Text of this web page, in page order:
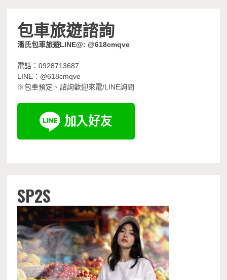
包車旅遊諮詢
潘氏包車旅遊LINE@: @618cmqve
電話：0928713687
LINE：@618cmqve
※包車預定、諮詢歡迎來電/LINE詢問
SP2S